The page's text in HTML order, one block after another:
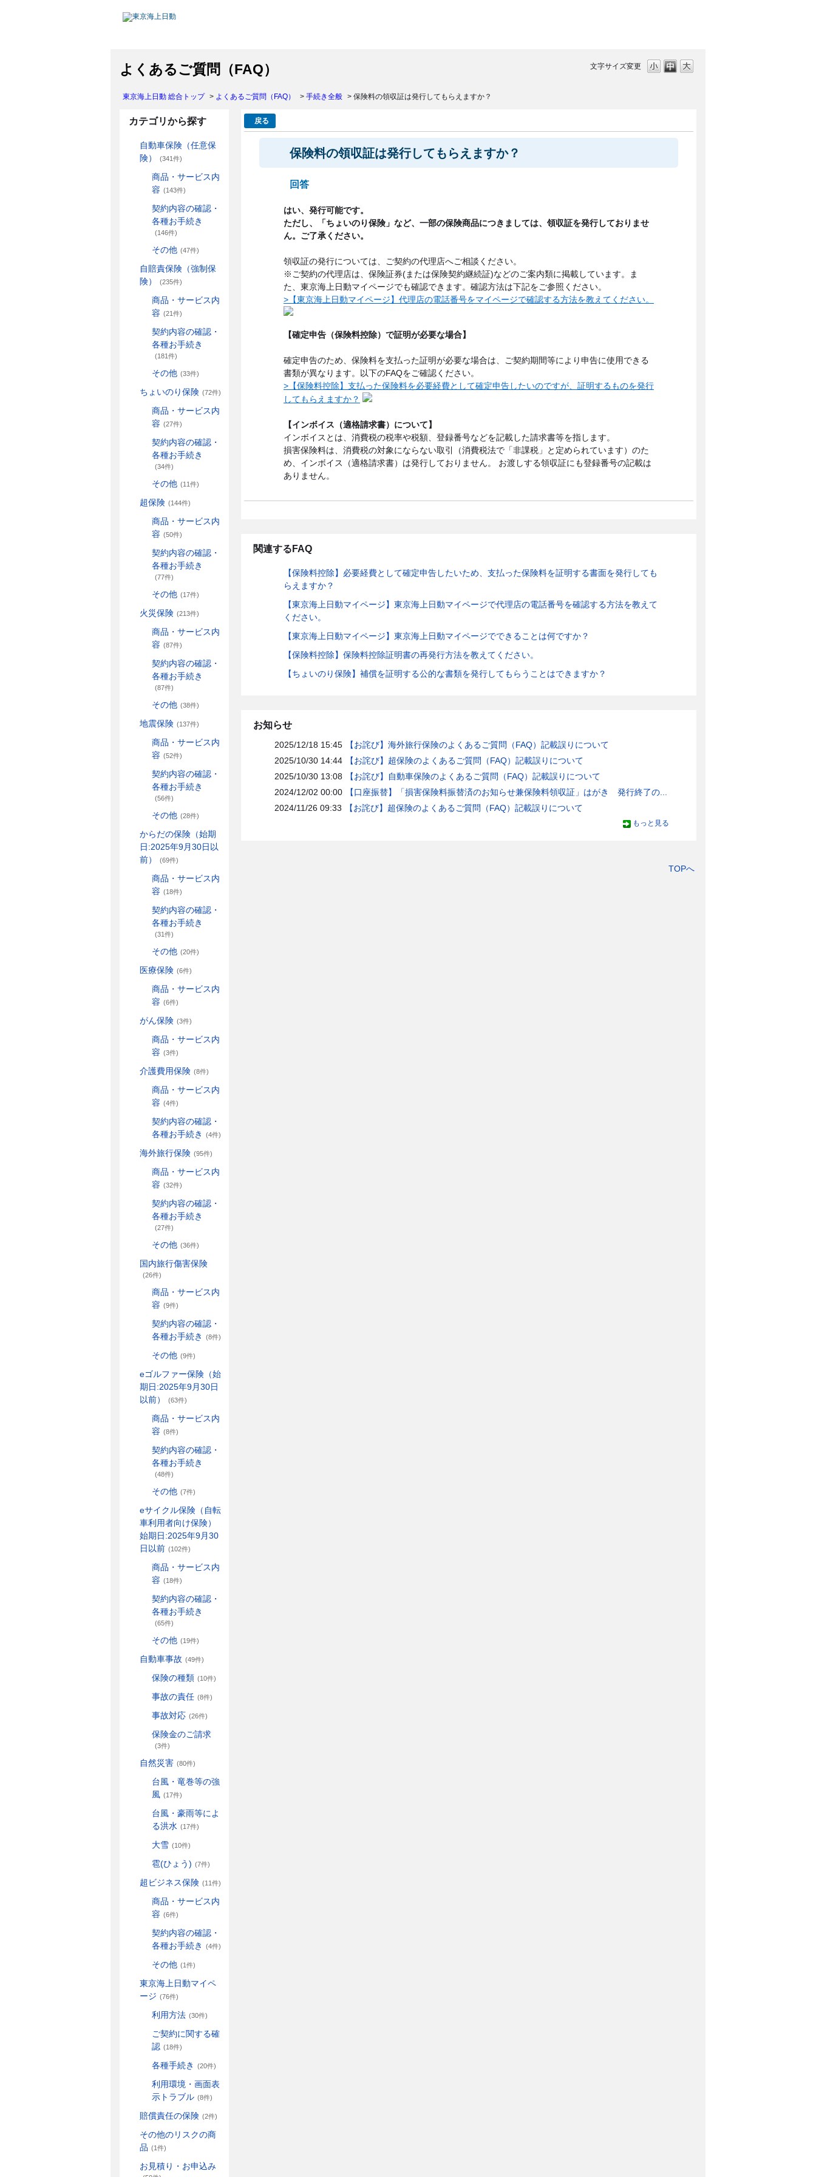
よくあるご質問（FAQ） 文字サイズ変更
東京海上日動 総合トップ > よくあるご質問（FAQ） > 手続き全般 > 保険料の領収証は発行してもらえますか？
カテゴリから探す
自動車保険（任意保
険）
(341件)
商品・サービス内
容 (143件)
契約内容の確認・
各種お手続き
(146件)
その他 (47件)
自賠責保険（強制保
険）
(235件)
商品・サービス内
容 (21件)
契約内容の確認・
各種お手続き
(181件)
その他 (33件)
ちょいのり保険 (72件)
商品・サービス内
容 (27件)
契約内容の確認・
各種お手続き
(34件)
その他 (11件)
超保険 (144件)
商品・サービス内
容 (50件)
契約内容の確認・
各種お手続き
(77件)
その他 (17件)
火災保険 (213件)
商品・サービス内
容 (87件)
契約内容の確認・
各種お手続き
(87件)
その他 (38件)
地震保険 (137件)
商品・サービス内
容 (52件)
契約内容の確認・
各種お手続き
(56件)
その他 (28件)
からだの保険（始期
日:2025年9月30日以
前）
(69件)
商品・サービス内
容 (18件)
契約内容の確認・
各種お手続き
(31件)
その他 (20件)
医療保険 (6件)
商品・サービス内
容 (6件)
がん保険 (3件)
商品・サービス内
容 (3件)
介護費用保険 (8件)
商品・サービス内
容 (4件)
契約内容の確認・
各種お手続き
(4件)
海外旅行保険 (95件)
商品・サービス内
容 (32件)
契約内容の確認・
各種お手続き
(27件)
その他 (36件)
国内旅行傷害保険
(26件)
商品・サービス内
容 (9件)
契約内容の確認・
各種お手続き
(8件)
その他 (9件)
eゴルファー保険（始
期日:2025年9月30日
以前）
(63件)
商品・サービス内
容 (8件)
契約内容の確認・
各種お手続き
(48件)
その他 (7件)
eサイクル保険（自転
車利用者向け保険）
始期日:2025年9月30
日以前 (102件)
商品・サービス内
容 (18件)
契約内容の確認・
各種お手続き
(65件)
その他 (19件)
自動車事故 (49件)
保険の種類 (10件)
事故の責任 (8件)
事故対応 (26件)
保険金のご請求
(3件)
自然災害 (80件)
台風・竜巻等の強
風 (17件)
台風・豪雨等によ
る洪水 (17件)
大雪 (10件)
雹(ひょう) (7件)
超ビジネス保険 (11件)
商品・サービス内
容 (6件)
契約内容の確認・
各種お手続き
(4件)
その他 (1件)
東京海上日動マイペ
ージ (76件)
利用方法 (30件)
ご契約に関する確
認 (18件)
各種手続き (20件)
利用環境・画面表
示トラブル (8件)
賠償責任の保険 (2件)
その他のリスクの商
品 (1件)
お見積り・お申込み
戻る
保険料の領収証は発行してもらえますか？
回答
はい、発行可能です。
ただし、「ちょいのり保険」など、一部の保険商品につきましては、領収証を発行しておりませ
ん。ご了承ください。
領収証の発行については、ご契約の代理店へご相談ください。
※ご契約の代理店は、保険証券(または保険契約継続証)などのご案内類に掲載しています。ま
た、東京海上日動マイページでも確認できます。確認方法は下記をご参照ください。
>【東京海上日動マイページ】代理店の電話番号をマイページで確認する方法を教えてください。
【確定申告（保険料控除）で証明が必要な場合】
確定申告のため、保険料を支払った証明が必要な場合は、ご契約期間等により申告に使用できる
書類が異なります。以下のFAQをご確認ください。
>【保険料控除】支払った保険料を必要経費として確定申告したいのですが、証明するものを発行
してもらえますか？
【インボイス（適格請求書）について】
インボイスとは、消費税の税率や税額、登録番号などを記載した請求書等を指します。
損害保険料は、消費税の対象にならない取引（消費税法で「非課税」と定められています）のた
め、インボイス（適格請求書）は発行しておりません。 お渡しする領収証にも登録番号の記載は
ありません。
関連するFAQ
【保険料控除】必要経費として確定申告したいため、支払った保険料を証明する書面を発行しても
らえますか？
【東京海上日動マイページ】東京海上日動マイページで代理店の電話番号を確認する方法を教えて
ください。
【東京海上日動マイページ】東京海上日動マイページでできることは何ですか？
【保険料控除】保険料控除証明書の再発行方法を教えてください。
【ちょいのり保険】補償を証明する公的な書類を発行してもらうことはできますか？
お知らせ
2025/12/18 15:45
【お詫び】海外旅行保険のよくあるご質問（FAQ）記載誤りについて
2025/10/30 14:44
【お詫び】超保険のよくあるご質問（FAQ）記載誤りについて
2025/10/30 13:08
【お詫び】自動車保険のよくあるご質問（FAQ）記載誤りについて
2024/12/02 00:00
【口座振替】「損害保険料振替済のお知らせ兼保険料領収証」はがき 発行終了の...
2024/11/26 09:33
【お詫び】超保険のよくあるご質問（FAQ）記載誤りについて
もっと見る
TOPへ